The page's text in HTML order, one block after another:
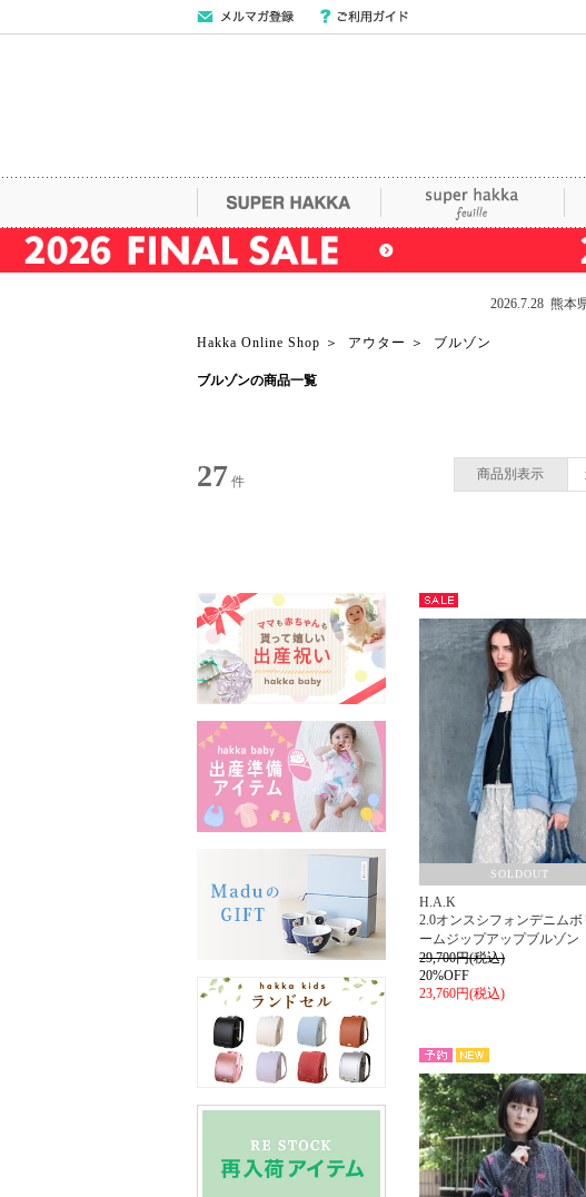
メールマガジン
ご利用ガイド
SUPER HAKKA
2026.7.28 熊本
Hakka Online Shop ＞ アウター ＞ ブルゾン
ブルゾンの商品一覧
27 件 商品別表示
セー
SOLDOUT
H.A.K
2.0オンスシフォンデニムボ
ームジップアップブルゾン
29,700円(税込)
20%OFF
23,760円(税込)
予約 NEW